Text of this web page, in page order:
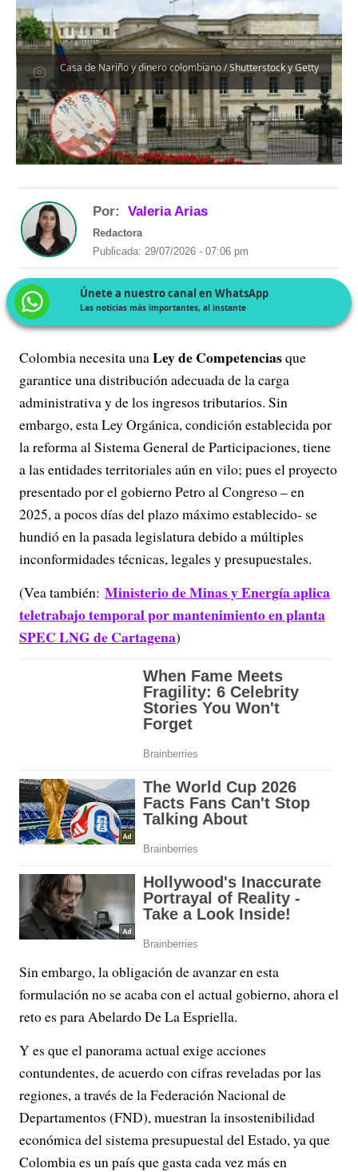
Casa de Nariño y dinero colombiano / Shutterstock y Getty
Por: Valeria Arias
Redactora
Publicada: 29/07/2026 - 07:06 pm
Únete a nuestro canal en WhatsApp
Las noticias más importantes, al instante
Colombia necesita unaLey de Competenciasque
garantice una distribución adecuada de la carga
administrativa y de los ingresos tributarios. Sin
embargo, esta Ley Orgánica, condición establecida por
la reforma al Sistema General de Participaciones, tiene
a las entidades territoriales aún en vilo; pues el proyecto
presentado por el gobierno Petro al Congreso – en
2025, a pocos días del plazo máximo establecido- se
hundió en la pasada legislatura debido a múltiples
inconformidades técnicas, legales y presupuestales.
(Vea también: Ministerio de Minas y Energía aplica
teletrabajo temporal por mantenimiento en planta
SPEC LNG de Cartagena)
Sin embargo, la obligación de avanzar en esta
formulación no se acaba con el actual gobierno, ahora el
reto es para Abelardo De La Espriella.
Y es que el panorama actual exige acciones
contundentes, de acuerdo con cifras reveladas por las
regiones, a través de la Federación Nacional de
Departamentos (FND), muestran la insostenibilidad
económica del sistema presupuestal del Estado, ya que
Colombia es un país que gasta cada vez más en